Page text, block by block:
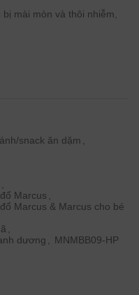
mài mòn và thôi nhiễm,
snack ăn dặm ,
,
Marcus ,
Marcus & Marcus cho bé
,
dương , MNMBB09-HP